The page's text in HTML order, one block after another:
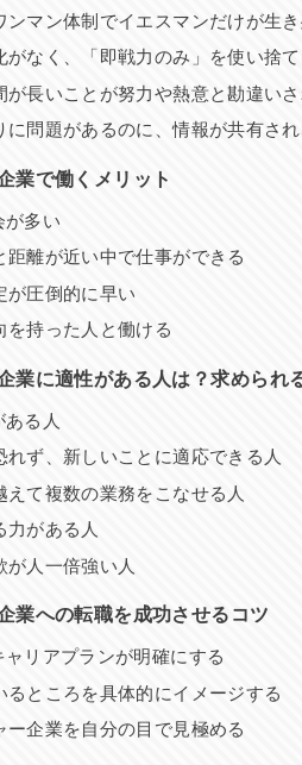
ンマン体制でイエスマンだけが生
がなく、「即戦力のみ」を使い捨
が長いことが努力や熱意と勘違い
に問題があるのに、情報が共有さ
業で働くメリット
が多い
距離が近い中で仕事ができる
が圧倒的に早い
を持った人と働ける
業に適性がある人は？求められ
る人
れず、新しいことに適応できる人
えて複数の業務をこなせる人
力がある人
が人一倍強い人
業への転職を成功させるコツ
ャリアプランが明確にする
るところを具体的にイメージする
ー企業を自分の目で見極める